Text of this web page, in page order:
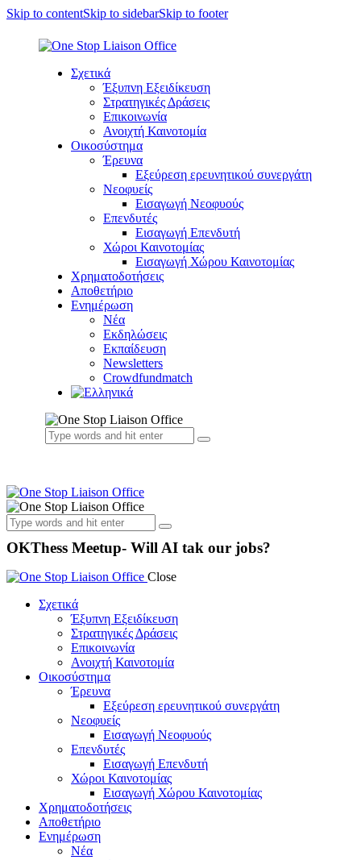
Skip to contentSkip to sidebarSkip to footer
Σχετικά
Έξυπνη Εξειδίκευση
Στρατηγικές Δράσεις
Επικοινωνία
Ανοιχτή Καινοτομία
Οικοσύστημα
Έρευνα
Εξεύρεση ερευνητικού συνεργάτη
Νεοφυείς
Εισαγωγή Νεοφυούς
Επενδυτές
Εισαγωγή Επενδυτή
Χώροι Καινοτομίας
Εισαγωγή Χώρου Καινοτομίας
Χρηματοδοτήσεις
Αποθετήριο
Ενημέρωση
Νέα
Εκδηλώσεις
Εκπαίδευση
Newsletters
Crowdfundmatch
OKThess Meetup- Will AI tak our jobs?
Close
Σχετικά
Έξυπνη Εξειδίκευση
Στρατηγικές Δράσεις
Επικοινωνία
Ανοιχτή Καινοτομία
Οικοσύστημα
Έρευνα
Εξεύρεση ερευνητικού συνεργάτη
Νεοφυείς
Εισαγωγή Νεοφυούς
Επενδυτές
Εισαγωγή Επενδυτή
Χώροι Καινοτομίας
Εισαγωγή Χώρου Καινοτομίας
Χρηματοδοτήσεις
Αποθετήριο
Ενημέρωση
Νέα